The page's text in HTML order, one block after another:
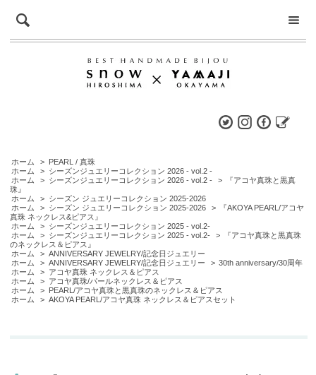
ホーム > PEARL / 真珠
ホーム
> シーズンジュエリーコレクション 2026 - vol.2 -
ホーム
> シーズンジュエリーコレクション 2026 - vol.2 - >
『アコヤ真珠と黒真
珠』
ホーム
> シーズン ジュエリーコレクション 2025-2026
ホーム
> シーズン ジュエリーコレクション 2025-2026 >
『AKOYA PEARL/アコヤ
真珠 ネックレス&ピアス』
ホーム
> シーズンジュエリーコレクション 2025 - vol.2-
ホーム
> シーズンジュエリーコレクション 2025 - vol.2- >
『アコヤ真珠と黒真珠
のネックレス＆ピアス』
ホーム
> ANNIVERSARY JEWELRY/記念日ジュエリー
ホーム
> ANNIVERSARY JEWELRY/記念日ジュエリー > 30th anniversary/30周年
ホーム
> アコヤ真珠 ネックレス＆ピアス
ホーム
> アコヤ真珠/パールネックレス＆ピアス
ホーム
> PEARL/アコヤ真珠と黒真珠のネックレス＆ピアス
ホーム
> AKOYA PEARL/アコヤ真珠 ネックレス＆ピアスセット